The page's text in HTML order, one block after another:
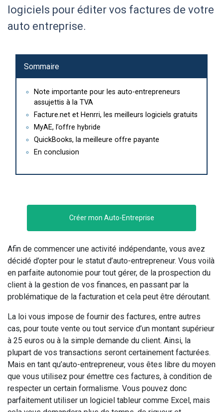
logiciels pour éditer vos factures de votre
auto entreprise.
Sommaire
Note importante pour les auto-entrepreneurs
assujettis à la TVA
Facture.net et Henrri, les meilleurs logiciels gratuits
MyAE, l’offre hybride
QuickBooks, la meilleure offre payante
En conclusion
Créer mon Auto-Entreprise
Afin de commencer une activité indépendante, vous avez
décidé d’opter pour le statut d’auto-entrepreneur. Vous voilà
en parfaite autonomie pour tout gérer, de la prospection du
client à la gestion de vos finances, en passant par la
problématique de la facturation et cela peut être déroutant.
La loi vous impose de fournir des factures, entre autres
cas, pour toute vente ou tout service d’un montant supérieur
à 25 euros ou à la simple demande du client. Ainsi, la
plupart de vos transactions seront certainement facturées.
Mais en tant qu’auto-entrepreneur, vous êtes libre du moyen
que vous utilisez pour émettre ces factures, à condition de
respecter un certain formalisme. Vous pouvez donc
parfaitement utiliser un logiciel tableur comme Excel, mais